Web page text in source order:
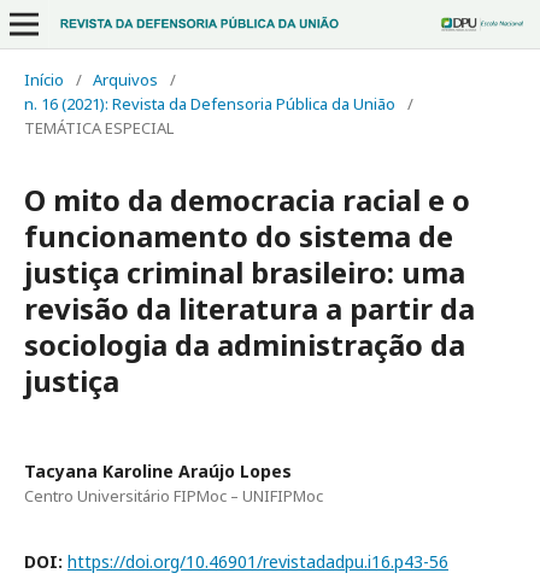
Início / Arquivos
/
n. 16 (2021): Revista da Defensoria Pública da União
/
TEMÁTICA ESPECIAL
O mito da democracia racial e o
funcionamento do sistema de
justiça criminal brasileiro: uma
revisão da literatura a partir da
sociologia da administração da
justiça
Tacyana Karoline Araújo Lopes
Centro Universitário FIPMoc – UNIFIPMoc
DOI: https://doi.org/10.46901/revistadadpu.i16.p43-56